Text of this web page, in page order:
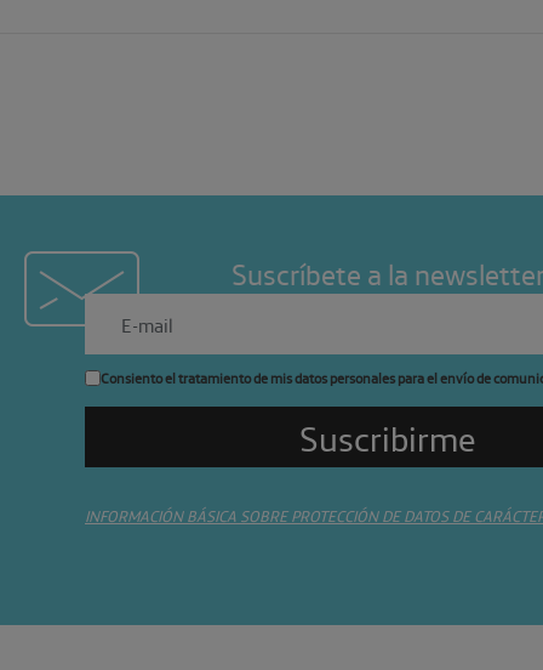
Suscríbete a la
Consiento el tratamiento de mis datos personales para el envío de
INFORMACIÓN BÁSICA SOBRE PROTECCIÓN DE DATOS DE